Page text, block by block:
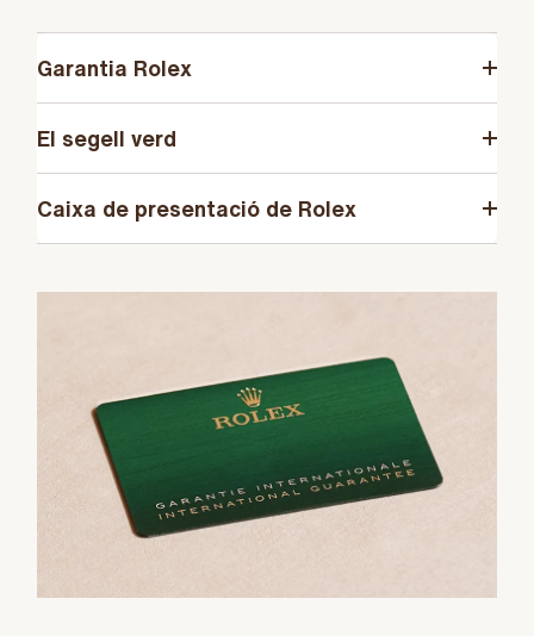
Garantia Rolex
El segell verd
Caixa de presentació de Rolex